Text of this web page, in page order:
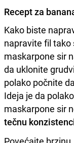
Recept za
Kako biste
napravite fil
maskarpone sir
da uklonite
polako počnite
Ideja je da
maskarpone sir
tečnu